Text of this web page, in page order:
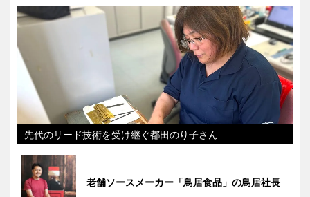
先代のリード技術を受け継ぐ都田のり子さん
老舗ソースメーカー「鳥居食品」の鳥居社長